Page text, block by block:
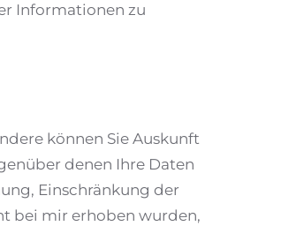
Informationen zu
können Sie Auskunft
denen Ihre Daten
Einschränkung der
bei mir erhoben wurden,